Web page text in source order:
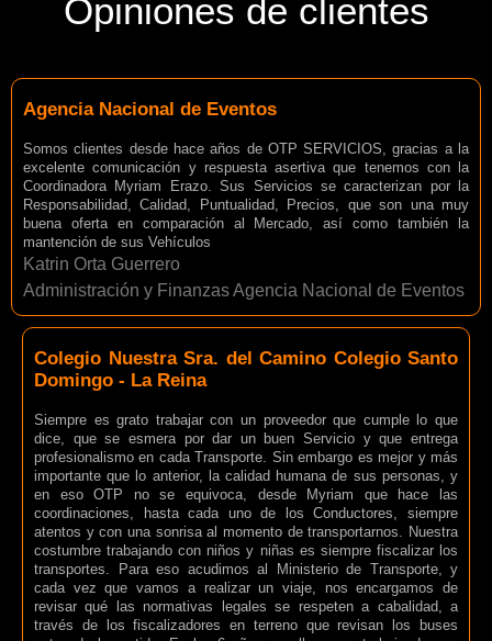
Opiniones de clientes
Agencia Nacional de Eventos
Somos clientes desde hace años de OTP SERVICIOS, gracias a la
excelente comunicación y respuesta asertiva que tenemos con la
Coordinadora Myriam Erazo. Sus Servicios se caracterizan por la
Responsabilidad, Calidad, Puntualidad, Precios, que son una muy
buena oferta en comparación al Mercado, así como también la
mantención de sus Vehículos
Katrin Orta Guerrero
Administración y Finanzas Agencia Nacional de Eventos
Colegio Nuestra Sra. del Camino Colegio Santo
Domingo - La Reina
Siempre es grato trabajar con un proveedor que cumple lo que
dice, que se esmera por dar un buen Servicio y que entrega
profesionalismo en cada Transporte. Sin embargo es mejor y más
importante que lo anterior, la calidad humana de sus personas, y
en eso OTP no se equivoca, desde Myriam que hace las
coordinaciones, hasta cada uno de los Conductores, siempre
atentos y con una sonrisa al momento de transportarnos. Nuestra
costumbre trabajando con niños y niñas es siempre fiscalizar los
transportes. Para eso acudimos al Ministerio de Transporte, y
cada vez que vamos a realizar un viaje, nos encargamos de
revisar qué las normativas legales se respeten a cabalidad, a
través de los fiscalizadores en terreno que revisan los buses